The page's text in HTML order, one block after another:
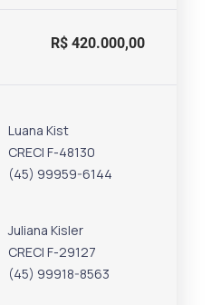
R$ 420.000,00
Luana Kist
CRECI F-48130
(45) 99959-6144
Juliana Kisler
CRECI F-29127
(45) 99918-8563